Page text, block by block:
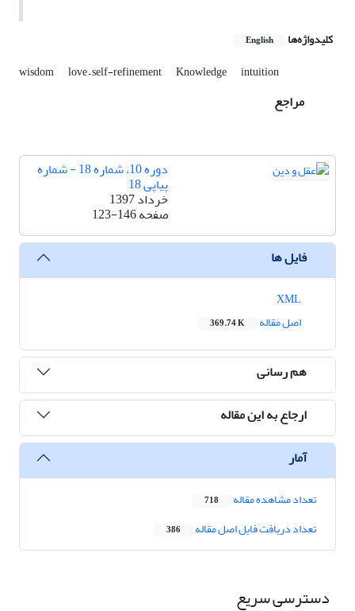
کلیدواژه‌ها English
wisdom love – self-refinement Knowledge intuition
مراجع
دوره 10، شماره 18 - شماره
پیاپی 18
خرداد 1397
صفحه123-146
فایل ها
اصل مقاله
369.74 K
هم رسانی
ارجاع به این مقاله
آمار
تعداد مشاهده مقاله 718
تعداد دریافت فایل اصل مقاله 386
دسترسی سریع